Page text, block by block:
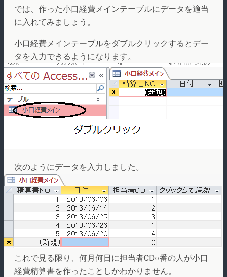
では、作った小口経費メインテーブルにデータを適当
に入れてみましょう。
小口経費メインテーブルをダブルクリックするとデー
タを入力できるようになります。
次のようにデータを入力しました。
これで見る限り、何月何日に担当者CD○番の人が小口
経費精算書を作ったことしかわかりません。